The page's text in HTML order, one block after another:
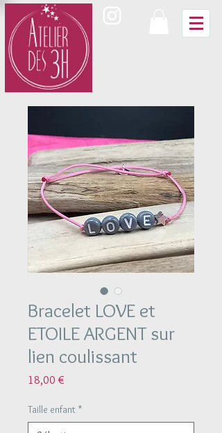
Bracelet LOVE et
ETOILE ARGENT sur
lien coulissant
18,00 €
Taille enfant *